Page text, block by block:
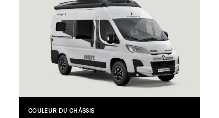
COULEUR DU CHÂSSIS